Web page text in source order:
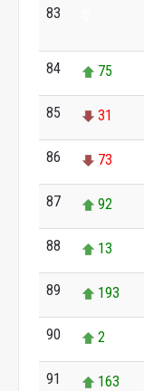
83
84 75
85 31
86 73
87 92
88 13
89 193
90 2
91 163